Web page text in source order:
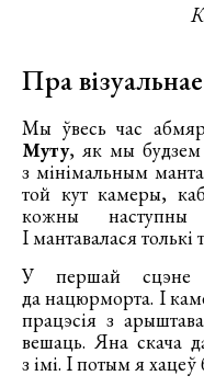
Пра
Мы ўвесь час
Муту, як мы будзем
з мінімальным
той кут камеры,
кожны наступны
І мантавалася
У першай сцэне
да нацюрморта. І
працэсія з
вешаць. Яна скача
з імі. І потым я